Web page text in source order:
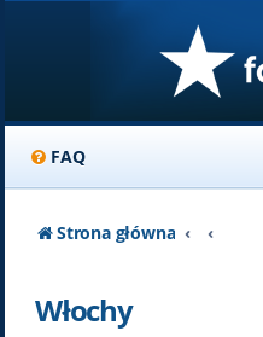
FAQ
Strona główna
Włochy